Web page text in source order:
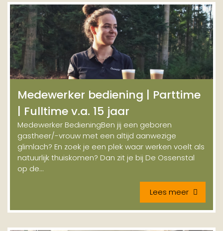
Medewerker bediening | Parttime
| Fulltime v.a. 15 jaar
Medewerker BedieningBen jij een geboren
gastheer/-vrouw met een altijd aanwezige
glimlach? En zoek je een plek waar werken voelt als
natuurlijk thuiskomen? Dan zit je bij De Ossenstal
op de...
Lees meer